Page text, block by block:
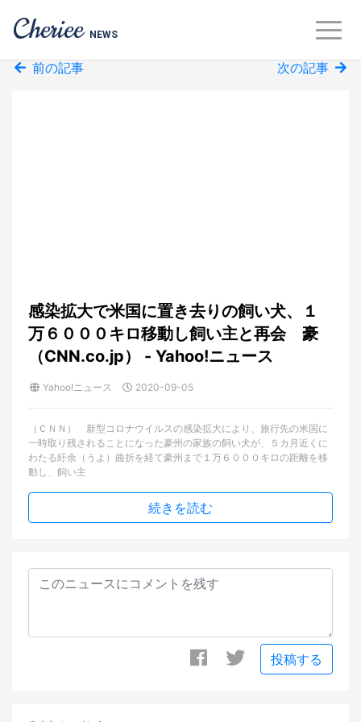
Cheriee NEWS
前の記事 次の記事
感染拡大で米国に置き去りの飼い犬、１
万６０００キロ移動し飼い主と再会 豪
（CNN.co.jp） - Yahoo!ニュース
Yahoo!ニュース 2020-09-05
（ＣＮＮ） 新型コロナウイルスの感染拡大により、旅行先の米国に
一時取り残されることになった豪州の家族の飼い犬が、５カ月近くに
わたる紆余（うよ）曲折を経て豪州まで１万６０００キロの距離を移
動し、飼い主
続きを読む
投稿する